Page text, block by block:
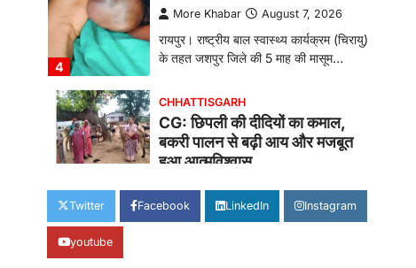
4
More Khabar August 7, 2026
रायपुर। राष्ट्रीय बाल स्वास्थ्य कार्यक्रम (चिरायु)
के तहत जशपुर जिले की 5 माह की मासूम…
1
CHHATTISGARH
CG: छिपली की दीदियों का कमाल,
बकरी पालन से बढ़ी आय और मजबूत
हुआ आत्मविश्वास
More Khabar August 7, 2026
रायपुर। ग्रामीण महिलाओं को आर्थिक रूप से
Twitter Facebook LinkedIn Instagram
youtube